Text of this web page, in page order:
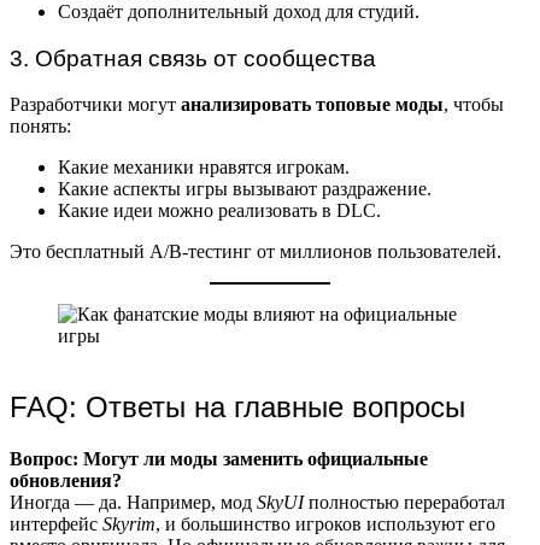
Создаёт дополнительный доход для студий.
3. Обратная связь от сообщества
Разработчики могут анализировать топовые моды, чтобы
понять:
Какие механики нравятся игрокам.
Какие аспекты игры вызывают раздражение.
Какие идеи можно реализовать в DLC.
Это бесплатный A/B-тестинг от миллионов пользователей.
FAQ: Ответы на главные вопросы
Вопрос: Могут ли моды заменить официальные
обновления?
Иногда — да. Например, мод SkyUIполностью переработал
интерфейс Skyrim, и большинство игроков используют его